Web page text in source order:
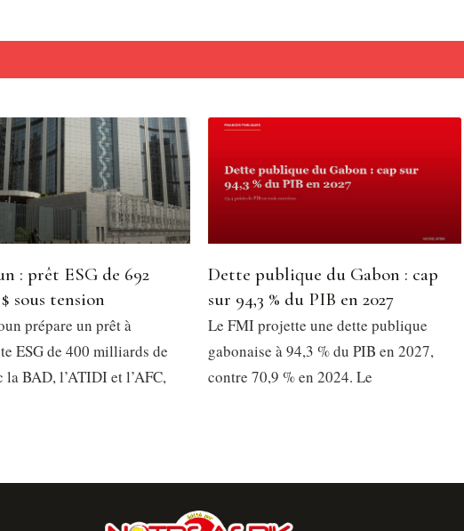
: prêt ESG de 692
sous tension
prépare un prêt à
ESG de 400 milliards de
la BAD, l’ATIDI et l’AFC,
Dette publique du Gabon : cap
sur 94,3 % du PIB en 2027
Le FMI projette une dette publique
gabonaise à 94,3 % du PIB en 2027,
contre 70,9 % en 2024. Le